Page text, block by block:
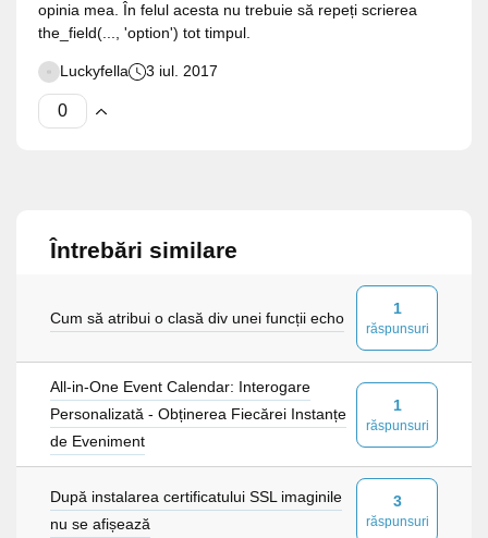
opinia mea. În felul acesta nu trebuie să repeți scrierea
the_field(..., 'option') tot timpul.
Luckyfella 3 iul. 2017
Întrebări similare
Cum să atribui o clasă div unei funcții echo
1
răspunsuri
All-in-One Event Calendar: Interogare
Personalizată - Obținerea Fiecărei Instanțe
de Eveniment
1
răspunsuri
După instalarea certificatului SSL imaginile
nu se afișează
3
răspunsuri